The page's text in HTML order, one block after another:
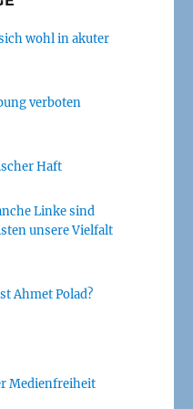
wohl in akuter
verboten
Haft
Linke sind
unsere Vielfalt
Ahmet Polad?
Medienfreiheit